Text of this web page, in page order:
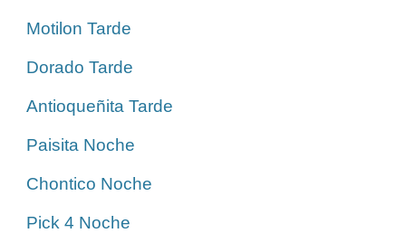
Motilon Tarde
Dorado Tarde
Antioqueñita Tarde
Paisita Noche
Chontico Noche
Pick 4 Noche